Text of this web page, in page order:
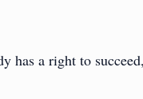
has a right to